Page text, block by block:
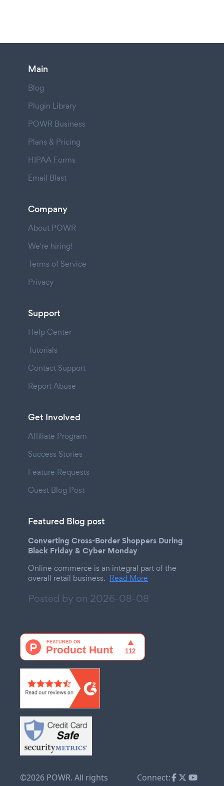
Main
Blog
Plugin Library
POWR Business
Plans & Pricing
HIPAA Forms
Email Blast
Company
About POWR
We're hiring!
Terms of Service
Privacy
Support
Help Center
Tutorials
Contact Support
Report Abuse
Get Involved
Affiliate Program
Success Stories
Feature Requests
Guest Blog Post
Featured Blog post
Converting Cross-Border Shoppers During
Black Friday & Cyber Monday
Online commerce is an integral part of the
overall retail business. Read More
Posted by on 2026-08-08
©2026 POWR. All rights
Connect: